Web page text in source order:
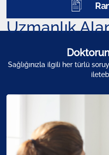
Uzmanlık
Sağlığınızla ilgili her türlü